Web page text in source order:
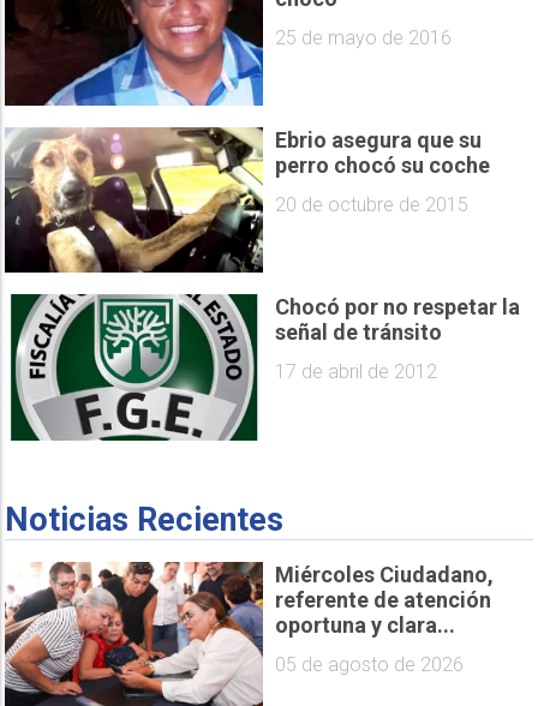
25 de mayo de 2016
Ebrio asegura que su
perro chocó su coche
20 de octubre de 2015
Chocó por no respetar la
señal de tránsito
17 de abril de 2012
Noticias Recientes
Miércoles Ciudadano,
referente de atención
oportuna y clara...
05 de agosto de 2026